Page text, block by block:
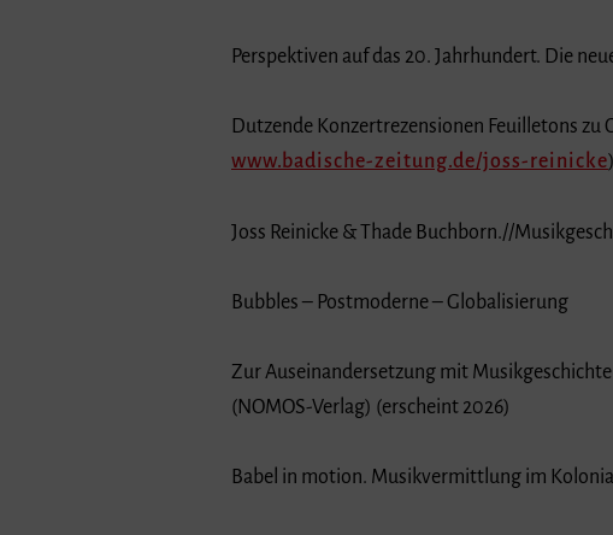
Perspektiven auf das 20. Jahrhundert. Die
Dutzende Konzertrezensionen Feuilletons
www.badische-zeitung.de/joss-reinicke)
Joss Reinicke & Thade Buchborn.//
Bubbles – Postmoderne – Globalisierung
Zur Auseinandersetzung mit
(NOMOS-Verlag) (erscheint 2026)
Babel in motion. Musikvermittlung im